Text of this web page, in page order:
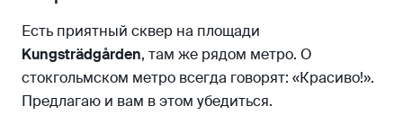
Есть приятный сквер на площади
Kungsträdgården, там же рядом метро. О
стокгольмском метро всегда говорят: «Красиво!».
Предлагаю и вам в этом убедиться.